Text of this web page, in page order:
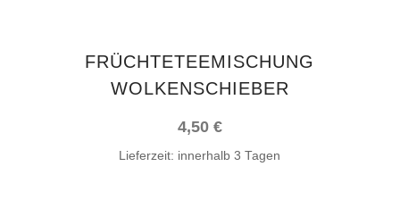
FRÜCHTETEEMISCHUNG
WOLKENSCHIEBER
4,50 €
Lieferzeit: innerhalb 3 Tagen